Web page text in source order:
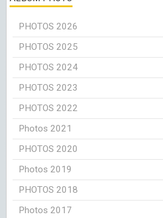
PHOTOS 2026
PHOTOS 2025
PHOTOS 2024
PHOTOS 2023
PHOTOS 2022
Photos 2021
PHOTOS 2020
Photos 2019
PHOTOS 2018
Photos 2017